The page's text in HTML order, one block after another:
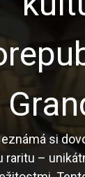
si
raritu –